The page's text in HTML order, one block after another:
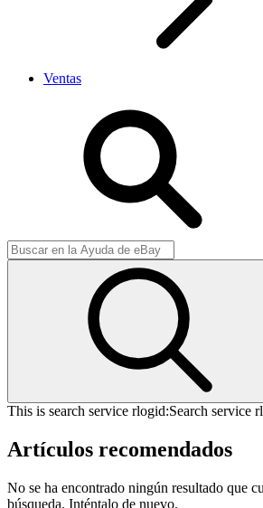
Ventas
This is search service rlogid:Search service
Artículos recomendados
No se ha encontrado ningún resultado que
búsqueda. Inténtalo de nuevo.